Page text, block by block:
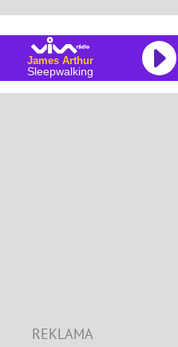
James Arthur
Sleepwalking